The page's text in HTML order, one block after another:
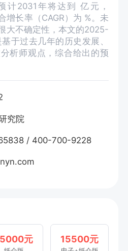
计2031年将达到 亿元，
增长率（CAGR）为 %。未
大不确定性，本文的2025-
于过去几年的历史发展、
析师观点，综合给出的预
究院
/ 400-700-9228
元 15500元